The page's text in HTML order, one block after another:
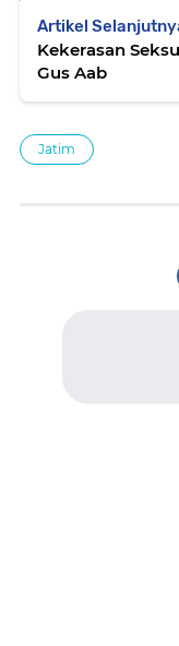
Artikel
Kekerasan
Gus Aab
Jatim